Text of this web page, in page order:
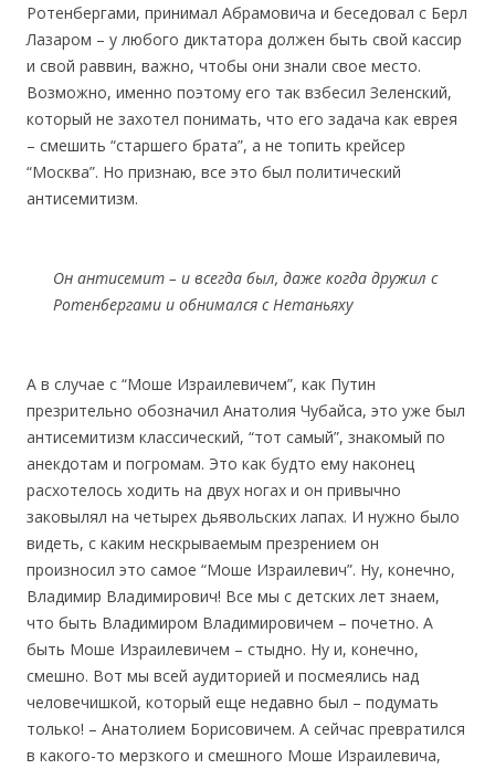
Ротенбергами, принимал Абрамовича и беседовал с Берл
Лазаром – у любого диктатора должен быть свой кассир
и свой раввин, важно, чтобы они знали свое место.
Возможно, именно поэтому его так взбесил Зеленский,
который не захотел понимать, что его задача как еврея
– смешить “старшего брата”, а не топить крейсер
“Москва”. Но признаю, все это был политический
антисемитизм.
Он антисемит – и всегда был, даже когда дружил с
Ротенбергами и обнимался с Нетаньяху
А в случае с “Моше Израилевичем”, как Путин
презрительно обозначил Анатолия Чубайса, это уже был
антисемитизм классический, “тот самый”, знакомый по
анекдотам и погромам. Это как будто ему наконец
расхотелось ходить на двух ногах и он привычно
заковылял на четырех дьявольских лапах. И нужно было
видеть, с каким нескрываемым презрением он
произносил это самое “Моше Израилевич”. Ну, конечно,
Владимир Владимирович! Все мы с детских лет знаем,
что быть Владимиром Владимировичем – почетно. А
быть Моше Израилевичем – стыдно. Ну и, конечно,
смешно. Вот мы всей аудиторией и посмеялись над
человечишкой, который еще недавно был – подумать
только! – Анатолием Борисовичем. А сейчас превратился
в какого-то мерзкого и смешного Моше Израилевича,